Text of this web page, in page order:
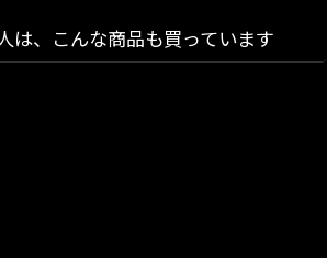
は、こんな商品も買っています